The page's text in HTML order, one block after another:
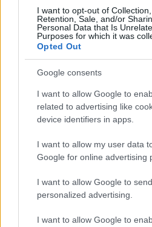
I want to opt-out of Collection,
Retention, Sale, and/or
Personal Data that Is
Purposes for which it was
Opted Out
Google consents
I want to allow Google to
related to advertising like
device identifiers in apps.
I want to allow my user data
Google for online advertising
I want to allow Google to
personalized advertising.
I want to allow Google to